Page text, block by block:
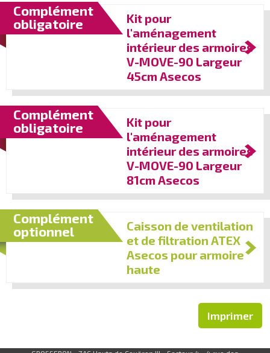
Complément
obligatoire
Kit pour
l'aménagement
intérieur des armoires
V-MOVE-90 Largeur
45cm Asecos
Complément
obligatoire
Kit pour
l'aménagement
intérieur des armoires
V-MOVE-90 Largeur
81cm Asecos
Complément
optionnel
Caisson de ventilation
et de filtration ATEX
Asecos pour armoire
haute
Imprimer